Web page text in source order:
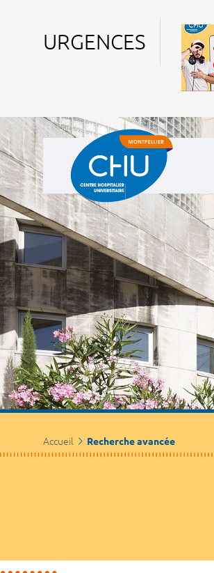
URGENCES
Accueil Recherche avancée